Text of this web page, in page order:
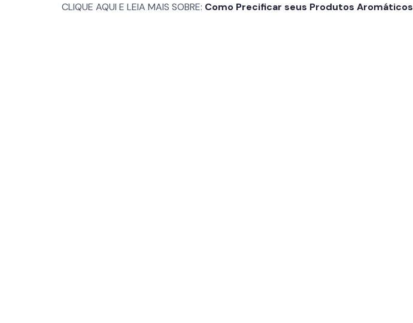
CLIQUE AQUI E LEIA MAIS SOBRE: Como Precificar seus Produtos Aromáticos